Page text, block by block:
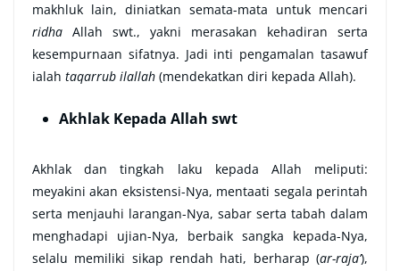
makhluk lain, diniatkan semata-mata untuk mencari
ridha Allah swt., yakni merasakan kehadiran serta
kesempurnaan sifatnya. Jadi inti pengamalan tasawuf
ialah taqarrub ilallah (mendekatkan diri kepada Allah).
Akhlak Kepada Allah swt
Akhlak dan tingkah laku kepada Allah meliputi:
meyakini akan eksistensi-Nya, mentaati segala perintah
serta menjauhi larangan-Nya, sabar serta tabah dalam
menghadapi ujian-Nya, berbaik sangka kepada-Nya,
selalu memiliki sikap rendah hati, berharap (ar-raja’),